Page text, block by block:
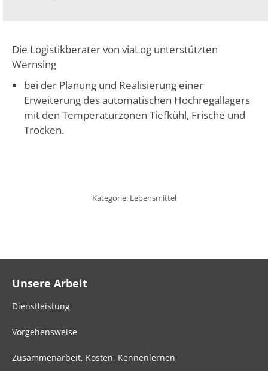
Die Logistikberater von viaLog unter­stützten
Wernsing
bei der Planung und Realisierung einer
Erweiterung des automatischen Hochregallagers
mit den Temperaturzonen Tiefkühl, Frische und
Trocken.
Kategorie: Lebensmittel
Unsere Arbeit
Dienstleistung
Vorgehensweise
Zusammenarbeit, Kosten, Kennenlernen